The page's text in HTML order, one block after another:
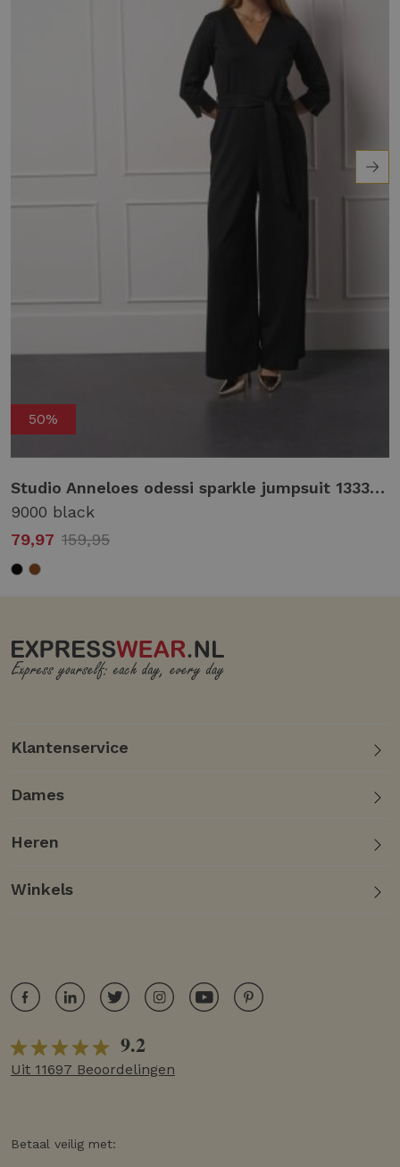
50%
Studio Anneloes odessi sparkle jumpsuit 13330 Jumpsuit 9000 black
9000 black
79,97 159,95
Klantenservice
Dames
Heren
Winkels
9.2
Uit 11697 Beoordelingen
Betaal veilig met: